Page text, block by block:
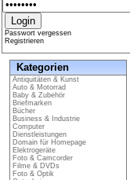
Passwort vergessen
Registrieren
Kategorien
Antiquitäten & Kunst
Auto & Motorrad
Baby & Zubehör
Briefmarken
Bücher
Business & Industrie
Computer
Dienstleistungen
Domain für Homepage
Elektrogeräte
Foto & Camcorder
Filme & DVDs
Foto & Optik